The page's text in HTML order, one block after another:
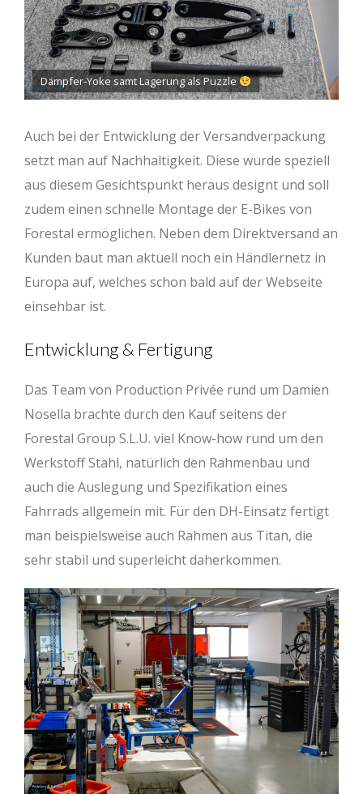
Dämpfer-Yoke samt Lagerung als Puzzle
Auch bei der Entwicklung der Versandverpackung
setzt man auf Nachhaltigkeit. Diese wurde speziell
aus diesem Gesichtspunkt heraus designt und soll
zudem einen schnelle Montage der E-Bikes von
Forestal ermöglichen. Neben dem Direktversand an
Kunden baut man aktuell noch ein Händlernetz in
Europa auf, welches schon bald auf der Webseite
einsehbar ist.
Entwicklung & Fertigung
Das Team von Production Privée rund um Damien
Nosella brachte durch den Kauf seitens der
Forestal Group S.L.U. viel Know-how rund um den
Werkstoff Stahl, natürlich den Rahmenbau und
auch die Auslegung und Spezifikation eines
Fahrrads allgemein mit. Für den DH-Einsatz fertigt
man beispielsweise auch Rahmen aus Titan, die
sehr stabil und superleicht daherkommen.